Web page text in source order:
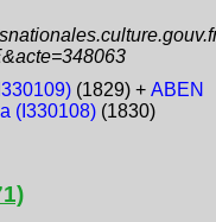
(1829) + ABEN
(I330108)(1830)